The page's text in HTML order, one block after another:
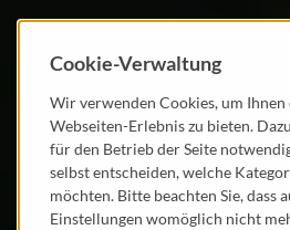
Cookie-Verwaltung
Wir verwenden Cookies, um
Webseiten-Erlebnis zu bieten.
für den Betrieb der Seite
selbst entscheiden, welche
möchten. Bitte beachten Sie, dass
Einstellungen womöglich nicht